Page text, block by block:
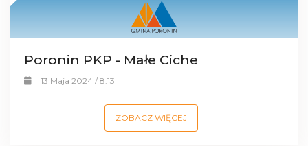
Poronin PKP - Małe Ciche
13 Maja 2024 / 8:13
ZOBACZ WIĘCEJ